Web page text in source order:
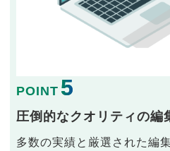
POINT 5
圧倒的なクオリティの編
多数の実績と厳選された編